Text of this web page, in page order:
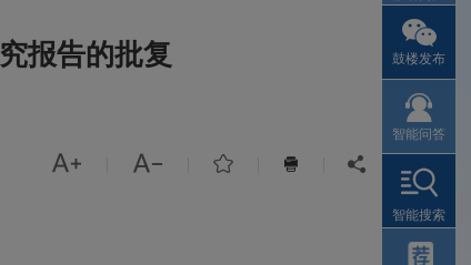
报告的批复
    
鼓楼发布
智能问答
智能搜索